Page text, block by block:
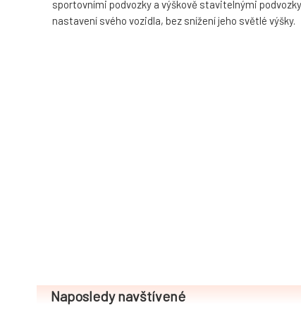
sportovními podvozky a výškově stavitelnými
nastavení svého vozidla, bez snížení jeho světlé výšky.
Naposledy navštívené